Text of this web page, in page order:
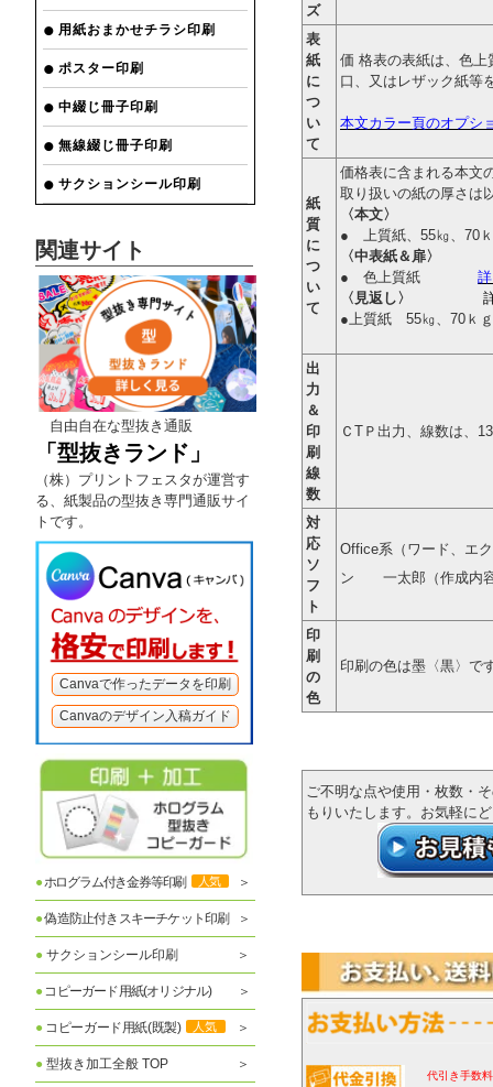
用紙おまかせチラシ印刷
ポスター印刷
中綴じ冊子印刷
無線綴じ冊子印刷
サクションシール印刷
関連サイト
自由自在な型抜き通販
「型抜きランド」
（株）プリントフェスタが運営す
る、紙製品の型抜き専門通販サイ
トです。
Canvaで作ったデータを印刷
Canvaのデザイン入稿ガイド
●ホログラム付き金券等印刷 人気
●偽造防止付きスキーチケット印刷
● サクションシール印刷
● コピーガード用紙(オリジナル)
● コピーガード用紙(既製) 人気
● 型抜き加工全般 TOP
ズ
表
紙
に
つ
い
て
価 格表の表紙は、色上
口、又はレザック紙
本文カラー頁のオプシ
紙
質
に
つ
い
て
価格表に含まれる本文
取り扱いの紙の厚さ
〈本文〉
● 上質紙、55㎏、70
〈中表紙＆扉〉
● 色上質紙
〈見返し〉
●上質紙 55㎏、
出
力
＆
印
刷
線
数
ＣTＰ出力、線数は、
対
応
ソ
フ
ト
Office系（ワード、
ン 一太郎（作成内
印
刷
の
色
印刷の色は墨〈
ご不明な点や使用・枚数・
もりいたします。お気軽に
代引き手数